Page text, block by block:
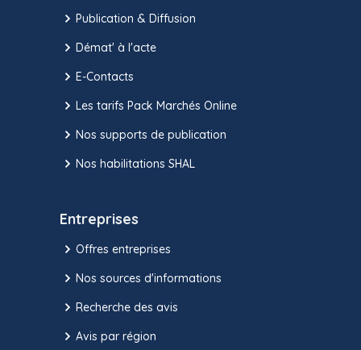
Publication & Diffusion
Démat' à l'acte
E-Contacts
Les tarifs Pack Marchés Online
Nos supports de publication
Nos habilitations SHAL
Entreprises
Offres entreprises
Nos sources d'informations
Recherche des avis
Avis par région